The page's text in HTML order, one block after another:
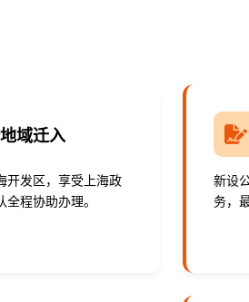
域迁入
开发区，享受上海政
程协助办理。
新设
务，